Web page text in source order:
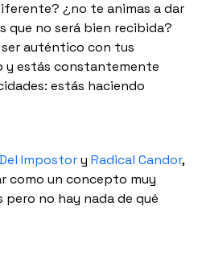
¿no te animas a dar
que no será bien recibida?
auténtico con tus
y estás constantemente
estás haciendo
Impostory Radical Candor,
como un concepto muy
no hay nada de qué